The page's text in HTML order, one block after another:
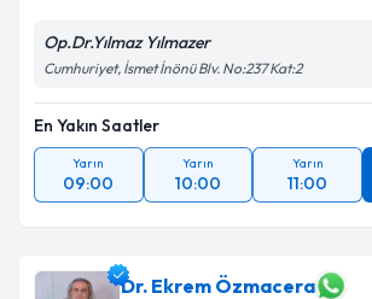
Op.Dr.Yılmaz Yılmazer
Cumhuriyet, İsmet İnönü Blv. No:237 Kat:2
En Yakın Saatler
Yarın
09:00
Yarın
10:00
Yarın
11:00
Dr. Ekrem Özmacera